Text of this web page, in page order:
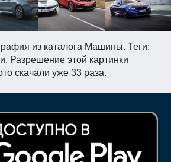
из каталога Машины. Теги:
Разрешение этой картинки
скачали уже 33 раза.